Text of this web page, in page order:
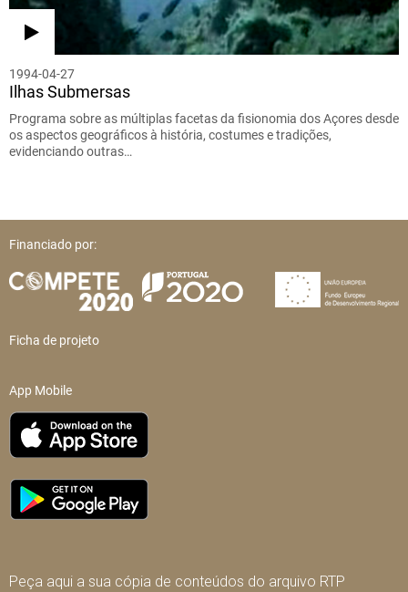
1994-04-27
Ilhas Submersas
Programa sobre as múltiplas facetas da fisionomia dos Açores desde
os aspectos geográficos à história, costumes e tradições,
evidenciando outras…
Financiado por:
Ficha de projeto
App Mobile
Peça aqui a sua cópia de conteúdos do arquivo RTP